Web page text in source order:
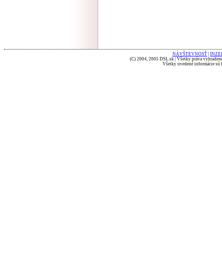
NÁVŠTEVNOSŤ
(C) 2004, 2005 DSL.sk | Všetky práva
Všetky uvedené informácie sú